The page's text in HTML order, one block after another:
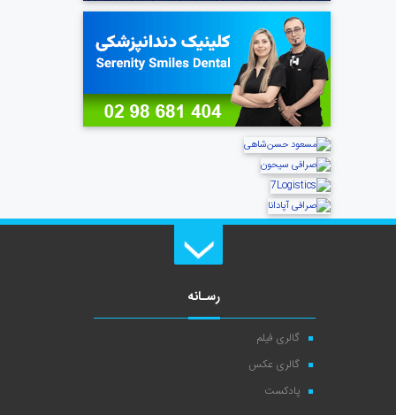
رسـانه
گالری فیلم
گالری عکس
پادکست